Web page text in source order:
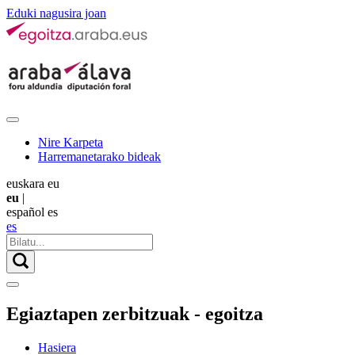
Eduki nagusira joan
Nire Karpeta
Harremanetarako bideak
euskara eu
eu |
español es
es
Egiaztapen zerbitzuak - egoitza
Hasiera